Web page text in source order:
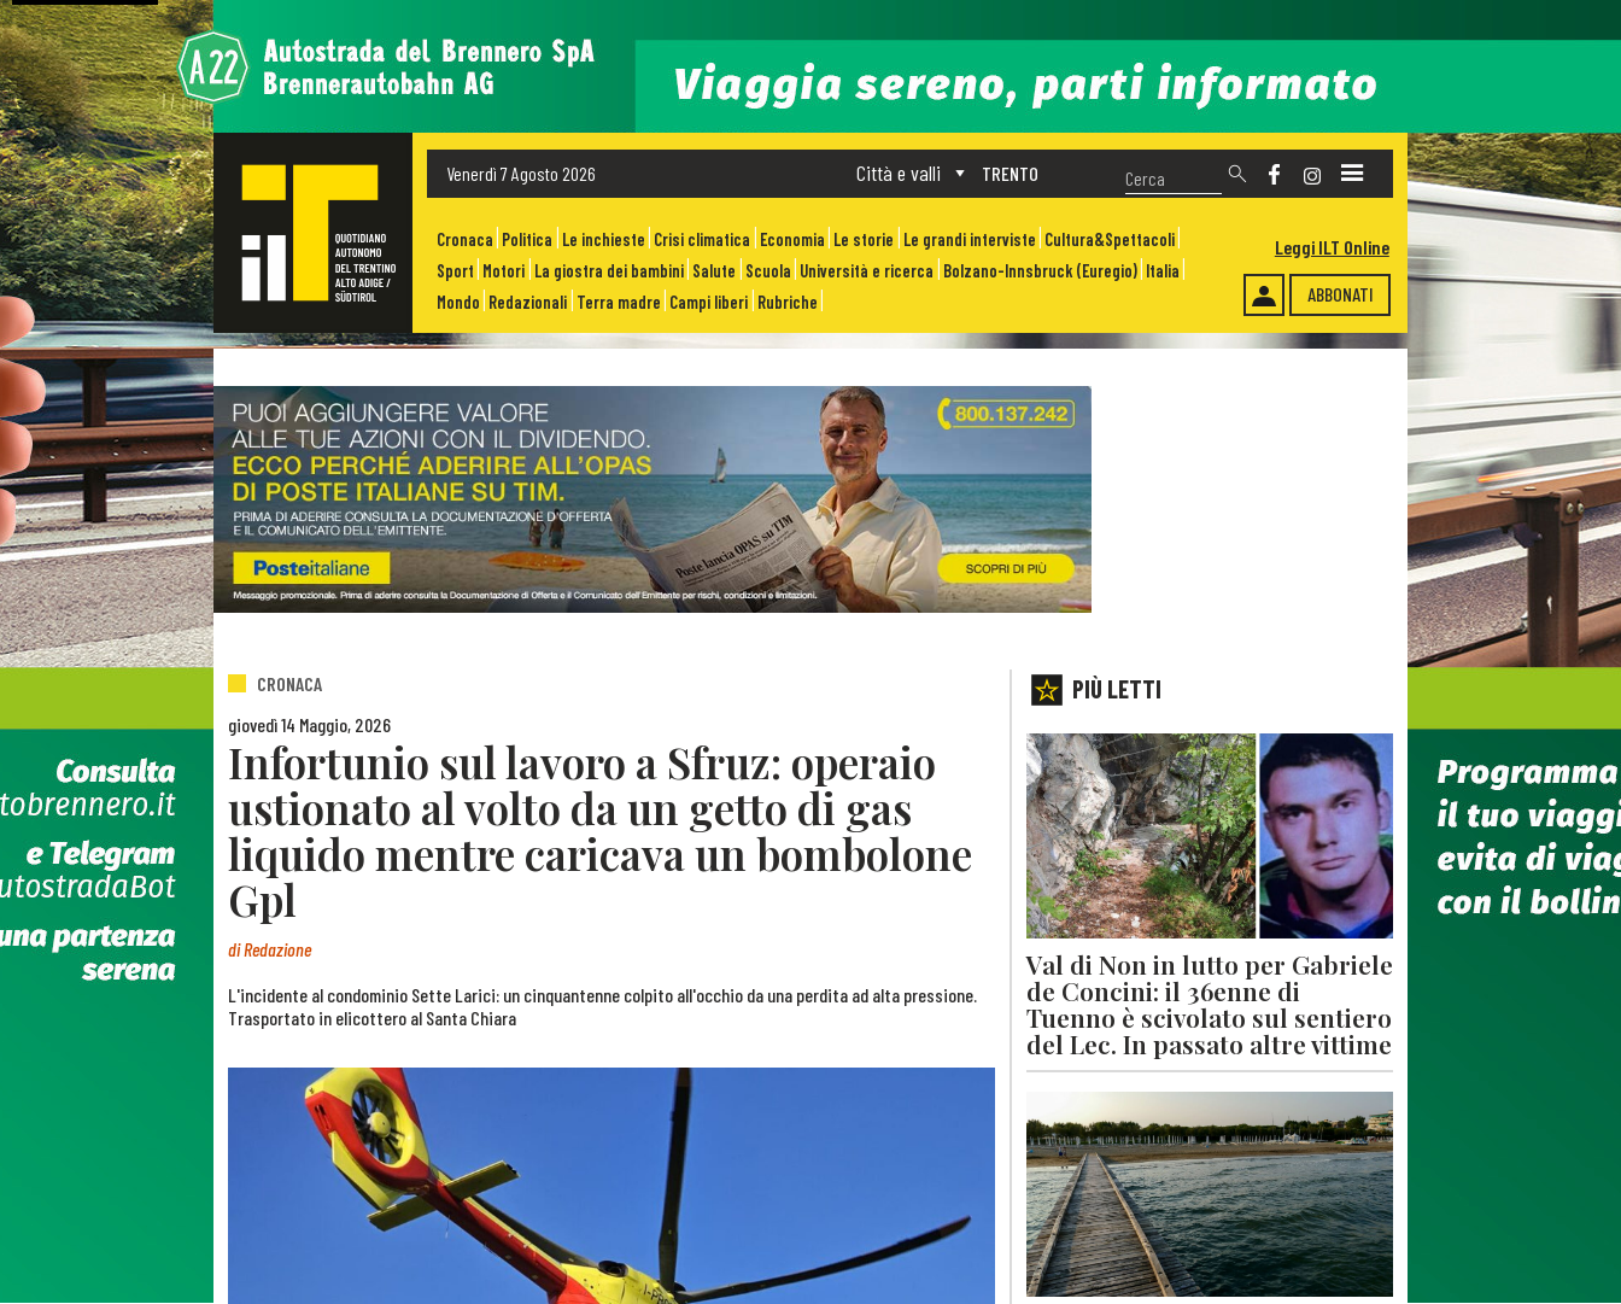
Venerdì 7 Agosto 2026 TRENTO
Città e valli
Cronaca Politica Le inchieste Crisi climatica Economia Le storie Le grandi interviste Cultura&Spettacoli
Sport Motori La giostra dei bambini Salute Scuola Università e ricerca Bolzano-Innsbruck (Euregio) Italia
Mondo Redazionali Terra madre Campi liberi Rubriche ABBONATI
Leggi ILT Online
CRONACA
giovedì 14 Maggio, 2026
Infortunio sul lavoro a Sfruz: operaio
ustionato al volto da un getto di gas
liquido mentre caricava un bombolone
Gpl
diRedazione
L'incidente al condominio Sette Larici: un cinquantenne colpito all'occhio da una perdita ad alta pressione.
Trasportato in elicottero al Santa Chiara
PIÙ LETTI
Val di Non in lutto per Gabriele
de Concini: il 36enne di
Tuenno è scivolato sul sentiero
del Lec. In passato altre vittime